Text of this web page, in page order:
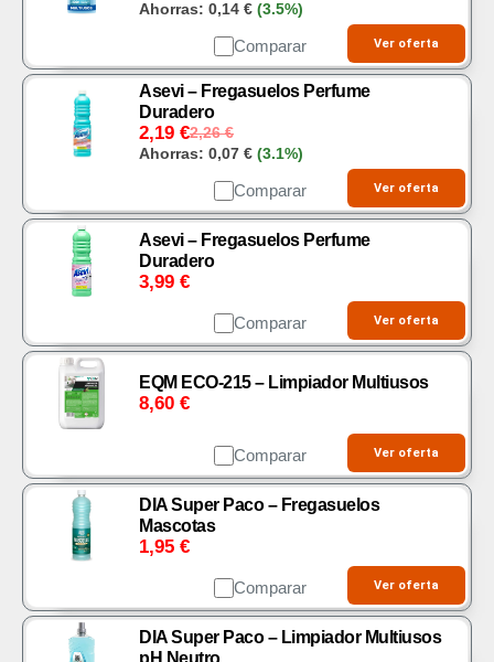
Ahorras: 0,14 € (3.5%)
Comparar Ver oferta
Asevi – Fregasuelos Perfume
Duradero
2,26€
2,19 €
Ahorras: 0,07 € (3.1%)
Comparar Ver oferta
Asevi – Fregasuelos Perfume
Duradero
3,99 €
Comparar Ver oferta
EQM ECO-215 – Limpiador Multiusos
8,60 €
Comparar Ver oferta
DIA Super Paco – Fregasuelos
Mascotas
1,95 €
Comparar Ver oferta
DIA Super Paco – Limpiador Multiusos
pH Neutro